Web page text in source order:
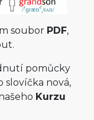
soubor PDF,
pomůcky
slovíčka nová,
Kurzu